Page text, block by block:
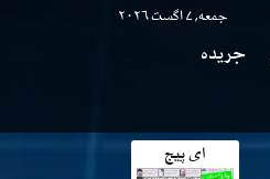
جمعه, ۷ اگست ۲۰۲۶
جریدہ
ای پیج